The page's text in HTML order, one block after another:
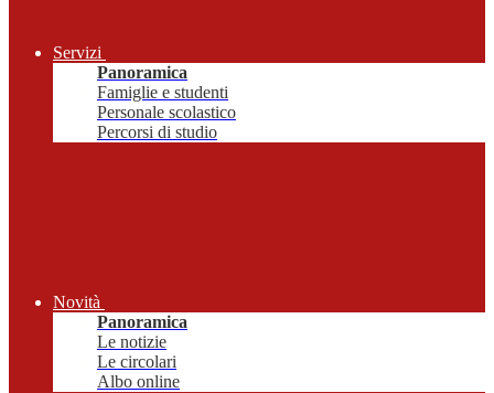
Servizi
Panoramica
Famiglie e studenti
Personale scolastico
Percorsi di studio
Novità
Panoramica
Le notizie
Le circolari
Albo online